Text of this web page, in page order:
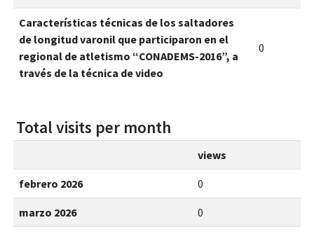
Características técnicas de los saltadores
de longitud varonil que participaron en el
regional de atletismo “CONADEMS-2016”, a
través de la técnica de video
0
Total visits per month
views
febrero 2026 0
marzo 2026 0